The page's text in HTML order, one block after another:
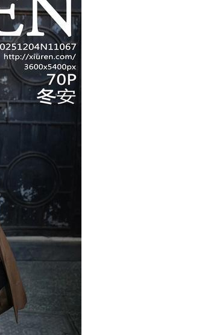
跑车[88P2V-737M]
21M] 2024-05-14